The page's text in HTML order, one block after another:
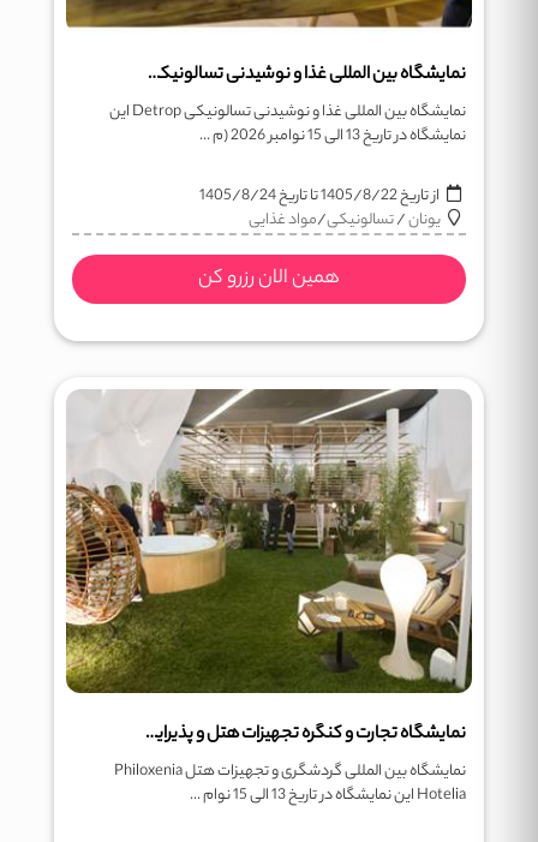
نمایشگاه بین المللی غذا و نوشیدنی تسالونیکی Detrop
نمایشگاه بین المللی غذا و نوشیدنی تسالونیکی Detrop این
نمایشگاه در تاریخ 13 الی 15 نوامبر 2026 (م ...
از تاریخ1405/8/22تا تاریخ1405/8/24
یونان/تسالونیکی/مواد غذایی
همین الان رزرو کن
نمایشگاه تجارت و کنگره تجهیزات هتل و پذیراییPHILOXENIA Hotelia
نمایشگاه بین المللی گردشگری و تجهیزات هتل Philoxenia
Hotelia این نمایشگاه در تاریخ 13 الی 15 نوام ...